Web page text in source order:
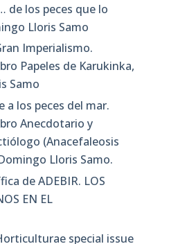
de los peces que lo
Lloris Samo
Imperialismo.
Papeles de Karukinka,
Samo
a los peces del mar.
Anecdotario y
(Anacefaleosis
Lloris Samo.
de ADEBIR. LOS
EN EL
special issue